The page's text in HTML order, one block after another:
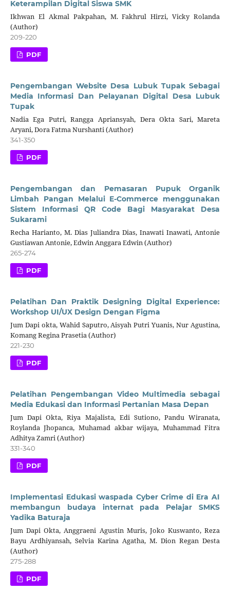
Keterampilan Digital Siswa SMK
Ikhwan El Akmal Pakpahan, M. Fakhrul Hirzi, Vicky Rolanda
(Author)
209-220
PDF
Pengembangan Website Desa Lubuk Tupak Sebagai
Media Informasi Dan Pelayanan Digital Desa Lubuk
Tupak
Nadia Ega Putri, Rangga Apriansyah, Dera Okta Sari, Mareta
Aryani, Dora Fatma Nurshanti (Author)
341-350
PDF
Pengembangan dan Pemasaran Pupuk Organik
Limbah Pangan Melalui E-Commerce menggunakan
Sistem Informasi QR Code Bagi Masyarakat Desa
Sukarami
Recha Harianto, M. Dias Juliandra Dias, Inawati Inawati, Antonie
Gustiawan Antonie, Edwin Anggara Edwin (Author)
265-274
PDF
Pelatihan Dan Praktik Designing Digital Experience:
Workshop UI/UX Design Dengan Figma
Jum Dapi okta, Wahid Saputro, Aisyah Putri Yuanis, Nur Agustina,
Komang Regina Prasetia (Author)
221-230
PDF
Pelatihan Pengembangan Video Multimedia sebagai
Media Edukasi dan Informasi Pertanian Masa Depan
Jum Dapi Okta, Riya Majalista, Edi Sutiono, Pandu Wiranata,
Roylanda Jhopanca, Muhamad akbar wijaya, Muhammad Fitra
Adhitya Zamri (Author)
331-340
PDF
Implementasi Edukasi waspada Cyber Crime di Era AI
membangun budaya internat pada Pelajar SMKS
Yadika Baturaja
Jum Dapi Okta, Anggraeni Agustin Muris, Joko Kuswanto, Reza
Bayu Ardhiyansah, Selvia Karina Agatha, M. Dion Regan Desta
(Author)
275-288
PDF